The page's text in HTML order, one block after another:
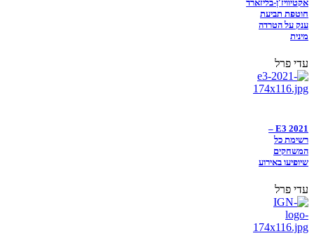
אקטיוויז'ן-בליזארד
חוטפת תביעת
ענק על הטרדה
מינית
עדי פרל
E3 2021 –
רשימת כל
המשחקים
שיופיעו באירוע
עדי פרל